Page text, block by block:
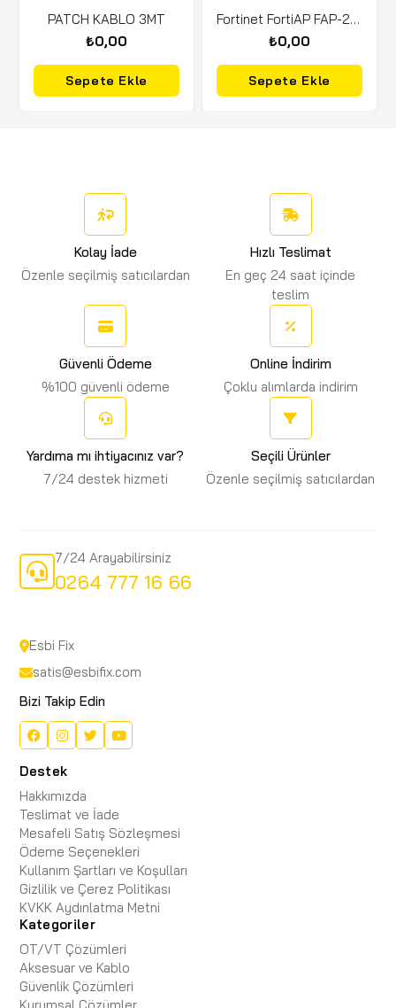
PATCH KABLO 3MT
₺0,00
Sepete Ekle
Fortinet FortiAP FAP-223E Wireless Access Point
₺0,00
Sepete Ekle
Kolay İade
Özenle seçilmiş satıcılardan
Hızlı Teslimat
En geç 24 saat içinde
teslim
Güvenli Ödeme
%100 güvenli ödeme
Online İndirim
Çoklu alımlarda indirim
Yardıma mı ihtiyacınız var?
7/24 destek hizmeti
Seçili Ürünler
Özenle seçilmiş satıcılardan
7/24 Arayabilirsiniz
0264 777 16 66
Esbi Fix
satis@esbifix.com
Bizi Takip Edin
Destek
Hakkımızda
Teslimat ve İade
Mesafeli Satış Sözleşmesi
Ödeme Seçenekleri
Kullanım Şartları ve Koşulları
Gizlilik ve Çerez Politikası
KVKK Aydınlatma Metni
Kategoriler
OT/VT Çözümleri
Aksesuar ve Kablo
Güvenlik Çözümleri